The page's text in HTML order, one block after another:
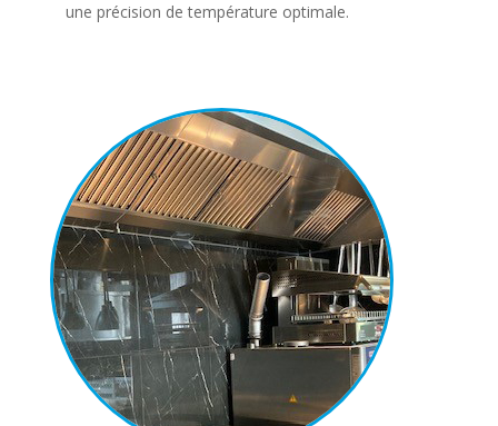
une précision de température optimale.